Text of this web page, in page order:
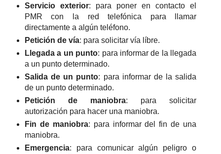
Servicio exterior: para poner en contacto el
PMR con la red telefónica para llamar
directamente a algún teléfono.
Petición de vía: para solicitar vía líbre.
Llegada a un punto: para informar de la llegada
a un punto determinado.
Salida de un punto: para informar de la salida
de un punto determinado.
Petición de maniobra: para solicitar
autorización para hacer una maniobra.
Fin de maniobra: para informar del fin de una
maniobra.
Emergencia: para comunicar algún peligro o